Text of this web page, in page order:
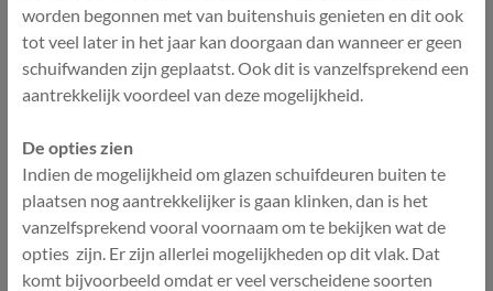
worden begonnen met van buitenshuis genieten en dit ook
tot veel later in het jaar kan doorgaan dan wanneer er geen
schuifwanden zijn geplaatst. Ook dit is vanzelfsprekend een
aantrekkelijk voordeel van deze mogelijkheid.
De opties zien
Indien de mogelijkheid om glazen schuifdeuren buiten te
plaatsen nog aantrekkelijker is gaan klinken, dan is het
vanzelfsprekend vooral voornaam om te bekijken wat de
opties zijn. Er zijn allerlei mogelijkheden op dit vlak. Dat
komt bijvoorbeeld omdat er veel verscheidene soorten